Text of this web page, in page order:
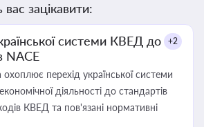
зацікавити:
системи КВЕД до
NACE
+2
охоплює перехід української системи
діяльності до стандартів
КВЕД та пов'язані нормативні